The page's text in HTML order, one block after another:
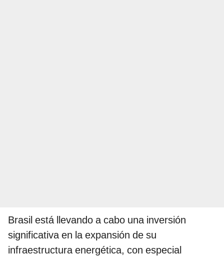
Brasil está llevando a cabo una inversión
significativa en la expansión de su
infraestructura energética, con especial